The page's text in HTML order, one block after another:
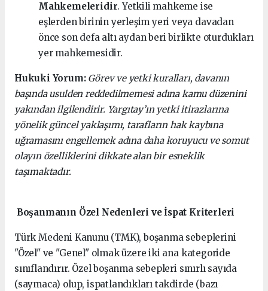
Mahkemeleridir. Yetkili mahkeme ise
eşlerden birinin yerleşim yeri veya davadan
önce son defa altı aydan beri birlikte oturdukları
yer mahkemesidir.
Hukuki Yorum: Görev ve yetki kuralları, davanın
başında usulden reddedilmemesi adına kamu düzenini
yakından ilgilendirir. Yargıtay’ın yetki itirazlarına
yönelik güncel yaklaşımı, tarafların hak kaybına
uğramasını engellemek adına daha koruyucu ve somut
olayın özelliklerini dikkate alan bir esneklik
taşımaktadır.
Boşanmanın Özel Nedenleri ve İspat Kriterleri
Türk Medeni Kanunu (TMK), boşanma sebeplerini
"Özel" ve "Genel" olmak üzere iki ana kategoride
sınıflandırır. Özel boşanma sebepleri sınırlı sayıda
(saymaca) olup, ispatlandıkları takdirde (bazı